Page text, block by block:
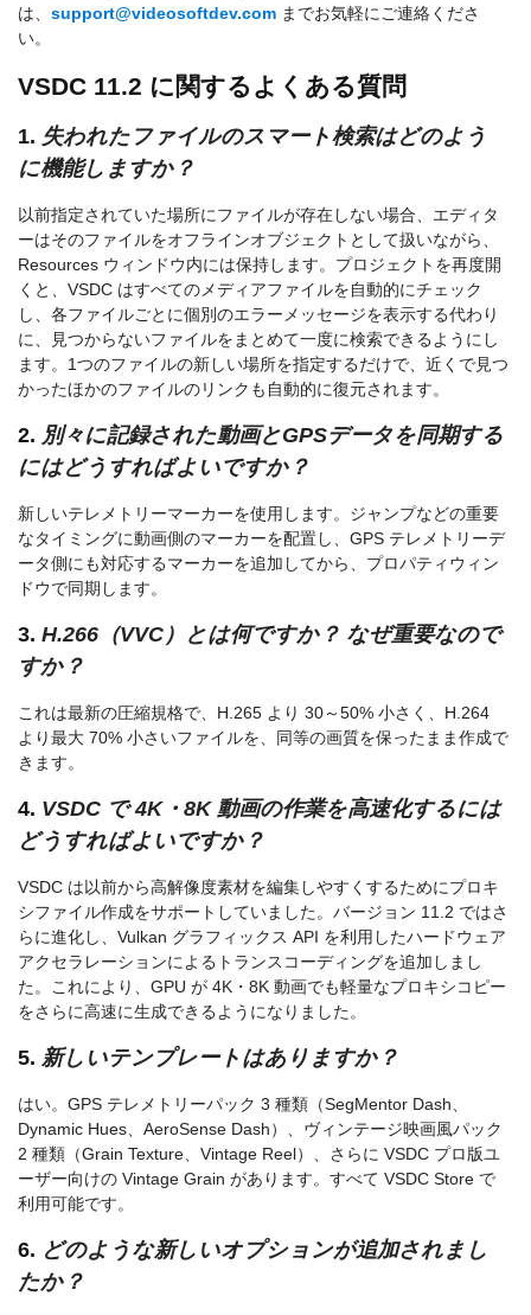
は、 support@videosoftdev.com までお気軽にご連絡くださ
い。
VSDC 11.2 に関するよくある質問
1. 失われたファイルのスマート検索はどのよう
に機能しますか？
以前指定されていた場所にファイルが存在しない場合、エディタ
ーはそのファイルをオフラインオブジェクトとして扱いながら、
Resources ウィンドウ内には保持します。プロジェクトを再度開
くと、VSDC はすべてのメディアファイルを自動的にチェック
し、各ファイルごとに個別のエラーメッセージを表示する代わり
に、見つからないファイルをまとめて一度に検索できるようにし
ます。1つのファイルの新しい場所を指定するだけで、近くで見つ
かったほかのファイルのリンクも自動的に復元されます。
2. 別々に記録された動画とGPSデータを同期する
にはどうすればよいですか？
新しいテレメトリーマーカーを使用します。ジャンプなどの重要
なタイミングに動画側のマーカーを配置し、GPS テレメトリーデ
ータ側にも対応するマーカーを追加してから、プロパティウィン
ドウで同期します。
3. H.266（VVC）とは何ですか？ なぜ重要なので
すか？
これは最新の圧縮規格で、H.265 より 30～50% 小さく、H.264
より最大 70% 小さいファイルを、同等の画質を保ったまま作成で
きます。
4. VSDC で 4K・8K 動画の作業を高速化するには
どうすればよいですか？
VSDC は以前から高解像度素材を編集しやすくするためにプロキ
シファイル作成をサポートしていました。バージョン 11.2 ではさ
らに進化し、Vulkan グラフィックス API を利用したハードウェア
アクセラレーションによるトランスコーディングを追加しまし
た。これにより、GPU が 4K・8K 動画でも軽量なプロキシコピー
をさらに高速に生成できるようになりました。
5. 新しいテンプレートはありますか？
はい。GPS テレメトリーパック 3 種類（SegMentor Dash、
Dynamic Hues、AeroSense Dash）、ヴィンテージ映画風パック
2 種類（Grain Texture、Vintage Reel）、さらに VSDC プロ版ユ
ーザー向けの Vintage Grain があります。すべて VSDC Store で
利用可能です。
6. どのような新しいオプションが追加されまし
たか？